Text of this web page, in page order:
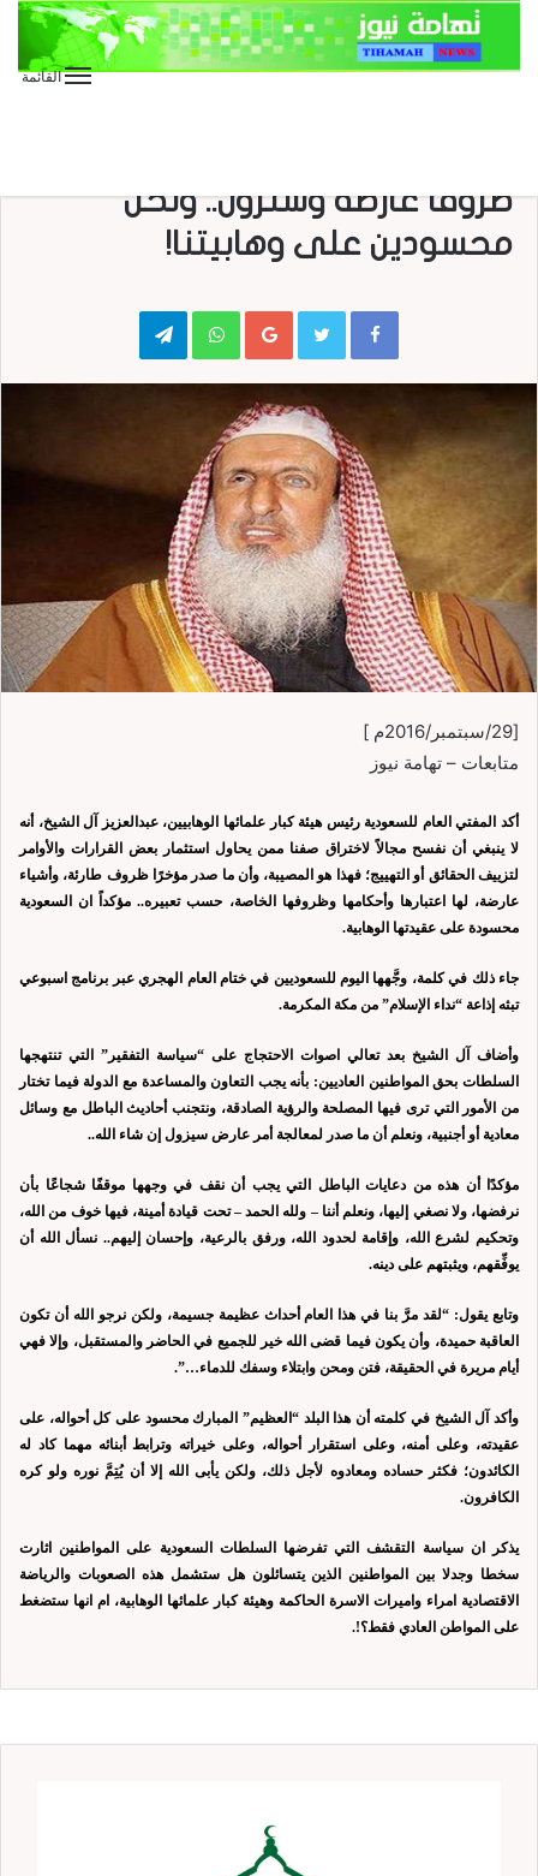
القائمة
ظروفًا عارضة وستزول.. ونحن
محسودين على وهابيتنا!
Google+
WhatsApp
Telegram
[29/سبتمبر/2016م ]
متابعات – تهامة نيوز
أكد المفتي العام للسعودية رئيس هيئة كبار علمائها الوهابيين، عبدالعزيز آل الشيخ، أنه
لا ينبغي أن نفسح مجالاً لاختراق صفنا ممن يحاول استثمار بعض القرارات والأوامر
لتزييف الحقائق أو التهييج؛ فهذا هو المصيبة، وأن ما صدر مؤخرًا ظروف طارئة، وأشياء
عارضة، لها اعتبارها وأحكامها وظروفها الخاصة، حسب تعبيره.. مؤكداً ان السعودية
محسودة على عقيدتها الوهابية.
جاء ذلك في كلمة، وجَّهها اليوم للسعوديين في ختام العام الهجري عبر برنامج اسبوعي
تبثه إذاعة “نداء الإسلام” من مكة المكرمة.
وأضاف آل الشيخ بعد تعالي اصوات الاحتجاج على “سياسة التفقير” التي تنتهجها
السلطات بحق المواطنين العاديين: بأنه يجب التعاون والمساعدة مع الدولة فيما تختار
من الأمور التي ترى فيها المصلحة والرؤية الصادقة، ونتجنب أحاديث الباطل مع وسائل
معادية أو أجنبية، ونعلم أن ما صدر لمعالجة أمر عارض سيزول إن شاء الله..
مؤكدًا أن هذه من دعايات الباطل التي يجب أن نقف في وجهها موقفًا شجاعًا بأن
نرفضها، ولا نصغي إليها، ونعلم أننا – ولله الحمد – تحت قيادة أمينة، فيها خوف من الله،
وتحكيم لشرع الله، وإقامة لحدود الله، ورفق بالرعية، وإحسان إليهم.. نسأل الله أن
يوفِّقهم، ويثبتهم على دينه.
وتابع يقول: “لقد مرَّ بنا في هذا العام أحداث عظيمة جسيمة، ولكن نرجو الله أن تكون
العاقبة حميدة، وأن يكون فيما قضى الله خير للجميع في الحاضر والمستقبل، وإلا فهي
أيام مريرة في الحقيقة، فتن ومحن وابتلاء وسفك للدماء…”.
وأكد آل الشيخ في كلمته أن هذا البلد “العظيم” المبارك محسود على كل أحواله، على
عقيدته، وعلى أمنه، وعلى استقرار أحواله، وعلى خيراته وترابط أبنائه مهما كاد له
الكائدون؛ فكثر حساده ومعادوه لأجل ذلك، ولكن يأبى الله إلا أن يُتِمَّ نوره ولو كره
الكافرون.
يذكر ان سياسة التقشف التي تفرضها السلطات السعودية على المواطنين اثارت
سخطا وجدلا بين المواطنين الذين يتسائلون هل ستشمل هذه الصعوبات والرياضة
الاقتصادية امراء واميرات الاسرة الحاكمة وهيئة كبار علمائها الوهابية، ام انها ستضغط
على المواطن العادي فقط؟!.